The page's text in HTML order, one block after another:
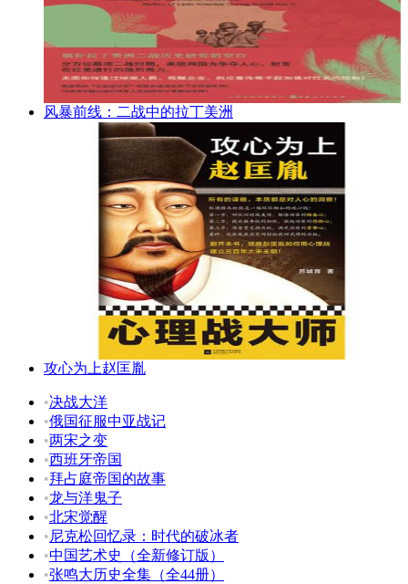
风暴前线：二战中的拉丁美洲
攻心为上赵匡胤
•决战大洋
•俄国征服中亚战记
•两宋之变
•西班牙帝国
•拜占庭帝国的故事
•龙与洋鬼子
•北宋觉醒
•尼克松回忆录：时代的破冰者
•中国艺术史（全新修订版）
•张鸣大历史全集（全44册）